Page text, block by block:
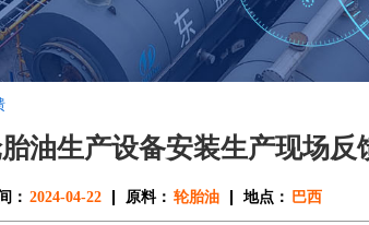
油生产设备安装生产现场反
： 2024-04-22 原料： 轮胎油 地点： 巴西